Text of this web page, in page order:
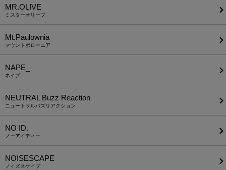
MR.OLIVE
ミスターオリーブ
Mt.Paulownia
マウントポローニア
NAPE_
ネイプ
NEUTRAL Buzz Reaction
ニュートラルバズリアクション
NO ID.
ノーアイディー
NOISESCAPE
ノイズスケイプ